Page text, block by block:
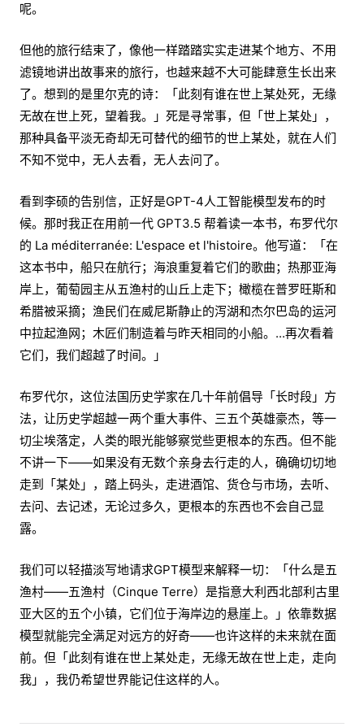
呢。
但他的旅行结束了，像他一样踏踏实实走进某个地方、不用
滤镜地讲出故事来的旅行，也越来越不大可能肆意生长出来
了。想到的是里尔克的诗：「此刻有谁在世上某处死，无缘
无故在世上死，望着我。」死是寻常事，但「世上某处」，
那种具备平淡无奇却无可替代的细节的世上某处，就在人们
不知不觉中，无人去看，无人去问了。
看到李硕的告别信，正好是GPT-4人工智能模型发布的时
候。那时我正在用前一代 GPT3.5 帮着读一本书，布罗代尔
的 La méditerranée: L'espace et l'histoire。他写道：「在
这本书中，船只在航行；海浪重复着它们的歌曲；热那亚海
岸上，葡萄园主从五渔村的山丘上走下；橄榄在普罗旺斯和
希腊被采摘；渔民们在威尼斯静止的泻湖和杰尔巴岛的运河
中拉起渔网；木匠们制造着与昨天相同的小船。...再次看着
它们，我们超越了时间。」
布罗代尔，这位法国历史学家在几十年前倡导「长时段」方
法，让历史学超越一两个重大事件、三五个英雄豪杰，等一
切尘埃落定，人类的眼光能够察觉些更根本的东西。但不能
不讲一下——如果没有无数个亲身去行走的人，确确切切地
走到「某处」，踏上码头，走进酒馆、货仓与市场，去听、
去问、去记述，无论过多久，更根本的东西也不会自己显
露。
我们可以轻描淡写地请求GPT模型来解释一切：「什么是五
渔村——五渔村（Cinque Terre）是指意大利西北部利古里
亚大区的五个小镇，它们位于海岸边的悬崖上。」依靠数据
模型就能完全满足对远方的好奇——也许这样的未来就在面
前。但「此刻有谁在世上某处走，无缘无故在世上走，走向
我」，我仍希望世界能记住这样的人。